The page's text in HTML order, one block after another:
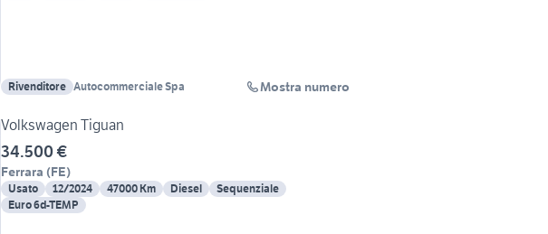
Rivenditore Autocommerciale Spa Mostra numero
Volkswagen Tiguan
34.500 €
Ferrara (FE)
Usato 12/2024 47000 Km Diesel
Sequenziale
Euro 6d-TEMP